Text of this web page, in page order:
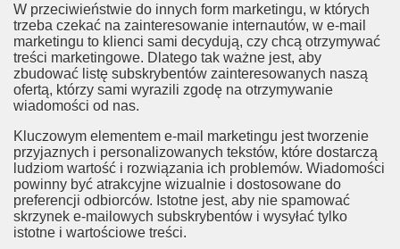
W przeciwieństwie do innych form marketingu, w których
trzeba czekać na zainteresowanie internautów, w e-mail
marketingu to klienci sami decydują, czy chcą otrzymywać
treści marketingowe. Dlatego tak ważne jest, aby
zbudować listę subskrybentów zainteresowanych naszą
ofertą, którzy sami wyrazili zgodę na otrzymywanie
wiadomości od nas.
Kluczowym elementem e-mail marketingu jest tworzenie
przyjaznych i personalizowanych tekstów, które dostarczą
ludziom wartość i rozwiązania ich problemów. Wiadomości
powinny być atrakcyjne wizualnie i dostosowane do
preferencji odbiorców. Istotne jest, aby nie spamować
skrzynek e-mailowych subskrybentów i wysyłać tylko
istotne i wartościowe treści.